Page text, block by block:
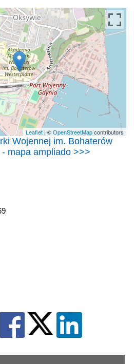
Leaflet | ©OpenStreetMapcontributors
Wojennej im. Bohaterów
mapa ampliado >>>